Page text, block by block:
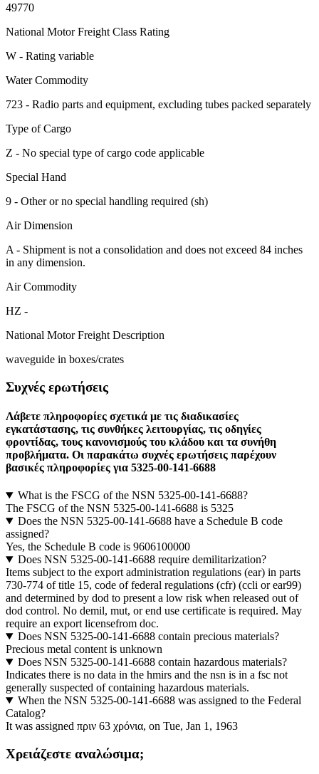
49770
National Motor Freight Class Rating
W - Rating variable
Water Commodity
723 - Radio parts and equipment, excluding tubes packed separately
Type of Cargo
Z - No special type of cargo code applicable
Special Hand
9 - Other or no special handling required (sh)
Air Dimension
A - Shipment is not a consolidation and does not exceed 84 inches
in any dimension.
Air Commodity
HZ -
National Motor Freight Description
waveguide in boxes/crates
Συχνές ερωτήσεις
Λάβετε πληροφορίες σχετικά με τις διαδικασίες
εγκατάστασης, τις συνθήκες λειτουργίας, τις οδηγίες
φροντίδας, τους κανονισμούς του κλάδου και τα συνήθη
προβλήματα. Οι παρακάτω συχνές ερωτήσεις παρέχουν
βασικές πληροφορίες για 5325-00-141-6688
What is the FSCG of the NSN 5325-00-141-6688?
The FSCG of the NSN 5325-00-141-6688 is 5325
Does the NSN 5325-00-141-6688 have a Schedule B code
assigned?
Yes, the Schedule B code is 9606100000
Does NSN 5325-00-141-6688 require demilitarization?
Items subject to the export administration regulations (ear) in parts
730-774 of title 15, code of federal regulations (cfr) (ccli or ear99)
and determined by dod to present a low risk when released out of
dod control. No demil, mut, or end use certificate is required. May
require an export licensefrom doc.
Does NSN 5325-00-141-6688 contain precious materials?
Precious metal content is unknown
Does NSN 5325-00-141-6688 contain hazardous materials?
Indicates there is no data in the hmirs and the nsn is in a fsc not
generally suspected of containing hazardous materials.
When the NSN 5325-00-141-6688 was assigned to the Federal
Catalog?
It was assigned πριν 63 χρόνια, on Tue, Jan 1, 1963
Χρειάζεστε αναλώσιμα;